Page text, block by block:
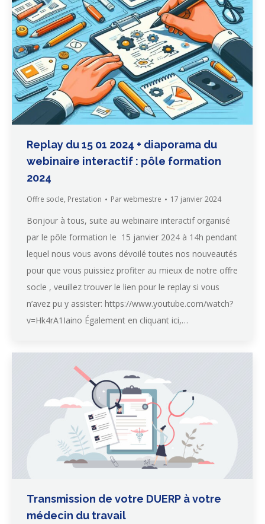
Replay du 15 01 2024 + diaporama du
webinaire interactif : pôle formation
2024
Offre socle, Prestation Parwebmestre 17 janvier 2024
Bonjour à tous, suite au webinaire interactif organisé
par le pôle formation le 15 janvier 2024 à 14h pendant
lequel nous vous avons dévoilé toutes nos nouveautés
pour que vous puissiez profiter au mieux de notre offre
socle , veuillez trouver le lien pour le replay si vous
n’avez pu y assister: https://www.youtube.com/watch?
v=Hk4rA1Iaino Également en cliquant ici,…
Transmission de votre DUERP à votre
médecin du travail